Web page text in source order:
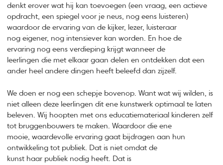
denkt erover wat hij kan toevoegen (een vraag, een actieve
opdracht, een spiegel voor je neus, nog eens luisteren)
waardoor de ervaring van de kijker, lezer, luisteraar
nog eigener, nog intensiever kan worden. En hoe de
ervaring nog eens verdieping krijgt wanneer de
leerlingen die met elkaar gaan delen en ontdekken dat een
ander heel andere dingen heeft beleefd dan zijzelf.
We doen er nog een schepje bovenop. Want wat wij wilden, is
niet alleen deze leerlingen dit ene kunstwerk optimaal te laten
beleven. Wij hoopten met ons educatiemateriaal kinderen zelf
tot bruggenbouwers te maken. Waardoor die ene
mooie, waardevolle ervaring gaat bijdragen aan hun
ontwikkeling tot publiek. Dat is niet omdat de
kunst haar publiek nodig heeft. Dat is